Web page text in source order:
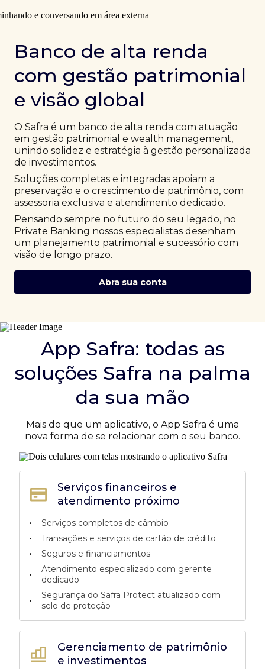
Banco de alta renda
com gestão patrimonial
e visão global
O Safra é um banco de alta renda com atuação
em gestão patrimonial e wealth management,
unindo solidez e estratégia à gestão personalizada
de investimentos.
Soluções completas e integradas apoiam a
preservação e o crescimento de patrimônio, com
assessoria exclusiva e atendimento dedicado.
Pensando sempre no futuro do seu legado, no
Private Banking nossos especialistas desenham
um planejamento patrimonial e sucessório com
visão de longo prazo.
Abra sua conta
App Safra: todas as
soluções Safra na palma
da sua mão
Mais do que um aplicativo, o App Safra é uma
nova forma de se relacionar com o seu banco.
Gerenciamento de patrimônio
e investimentos
Serviços financeiros e
atendimento próximo
•
Serviços completos de câmbio
• Transações e serviços de cartão de crédito
• Seguros e financiamentos
•
Atendimento especializado com gerente
dedicado
•
Segurança do Safra Protect atualizado com
selo de proteção